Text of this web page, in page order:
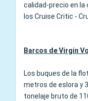
calidad-precio en la
los Cruise Critic -
Barcos de Virgin
Los buques de la
metros de eslora y
tonelaje bruto de